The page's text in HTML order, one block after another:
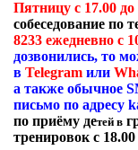
Пятницу с 17.00 до
собеседование по
8233 ежедневно с
дозвонились, то
в Telegram или
а также обычное
письмо по адресу
по приёму детей в
тренировок с 18.00